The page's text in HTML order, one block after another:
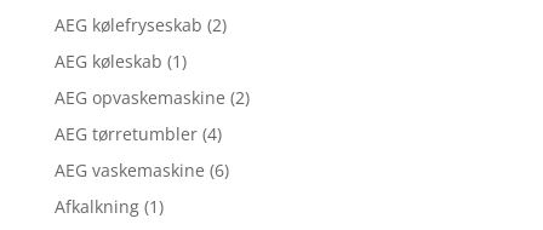
AEG kølefryseskab (2)
AEG køleskab (1)
AEG opvaskemaskine (2)
AEG tørretumbler (4)
AEG vaskemaskine (6)
Afkalkning (1)